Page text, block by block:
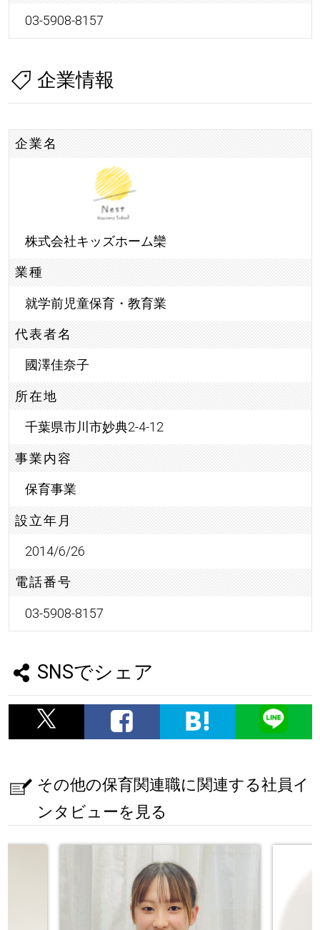
03-5908-8157
企業情報
企業名
株式会社キッズホーム欒
業種
就学前児童保育・教育業
代表者名
國澤佳奈子
所在地
千葉県市川市妙典2-4-12
事業内容
保育事業
設立年月
2014/6/26
電話番号
03-5908-8157
SNSでシェア
その他の保育関連職に関連する社員イ
ンタビューを見る